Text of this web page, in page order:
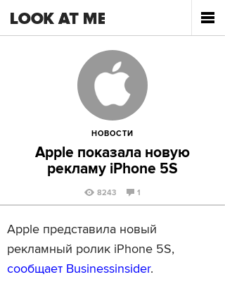
НОВОСТИ
Apple показала новую
рекламу iPhone 5S
8243 1
Apple представила новый
рекламный ролик iPhone 5S,
сообщает Businessinsider.